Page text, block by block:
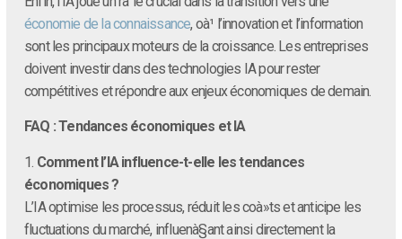
économie de la connaissance, oà¹ l’innovation et l’information
sont les principaux moteurs de la croissance. Les entreprises
doivent investir dans des technologies IA pour rester
compétitives et répondre aux enjeux économiques de demain.
FAQ : Tendances économiques et IA
1. Comment l’IA influence-t-elle les tendances
économiques ?
L’IA optimise les processus, réduit les coà»ts et anticipe les
fluctuations du marché, influenà§ant ainsi directement la